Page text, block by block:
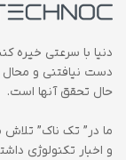
دنیا با سرعتی خیره
دست نیافتنی و محال
حال تحقق آنها است.
ما در” تک ناک”
و اخبار تکنولوژی